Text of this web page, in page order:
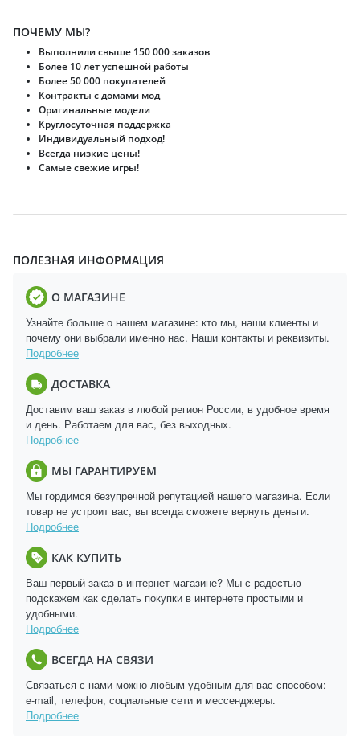
ПОЧЕМУ МЫ?
Выполнили свыше 150 000 заказов
Более 10 лет успешной работы
Более 50 000 покупателей
Контракты с домами мод
Оригинальные модели
Круглосуточная поддержка
Индивидуальный подход!
Всегда низкие цены!
Самые свежие игры!
ПОЛЕЗНАЯ ИНФОРМАЦИЯ
О МАГАЗИНЕ
Узнайте больше о нашем магазине: кто мы, наши клиенты и
почему они выбрали именно нас. Наши контакты и реквизиты.
Подробнее
ДОСТАВКА
Доставим ваш заказ в любой регион России, в удобное время
и день. Работаем для вас, без выходных.
Подробнее
МЫ ГАРАНТИРУЕМ
Мы гордимся безупречной репутацией нашего магазина. Если
товар не устроит вас, вы всегда сможете вернуть деньги.
Подробнее
КАК КУПИТЬ
Ваш первый заказ в интернет-магазине? Мы с радостью
подскажем как сделать покупки в интернете простыми и
удобными.
Подробнее
ВСЕГДА НА СВЯЗИ
Связаться с нами можно любым удобным для вас способом:
e-mail, телефон, социальные сети и мессенджеры.
Подробнее